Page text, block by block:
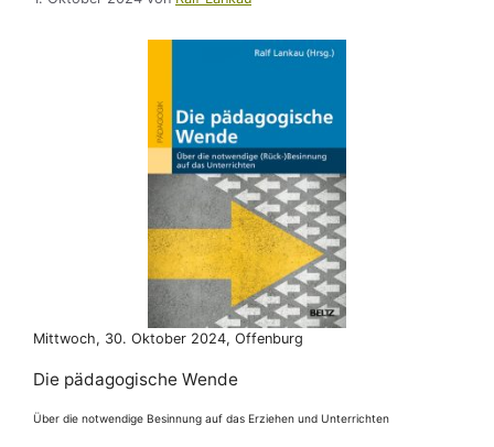
Mittwoch, 30. Oktober 2024, Offenburg
Die pädagogische Wende
Über die notwendige Besinnung auf das Erziehen und Unterrichten